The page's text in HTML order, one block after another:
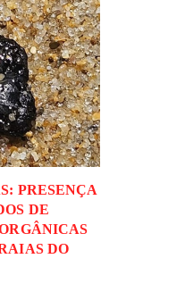
PRESENÇA
DE
DO